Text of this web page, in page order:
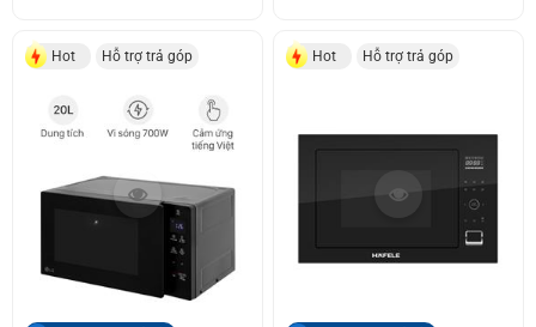
Hot Hỗ trợ trả góp Hot Hỗ trợ trả góp